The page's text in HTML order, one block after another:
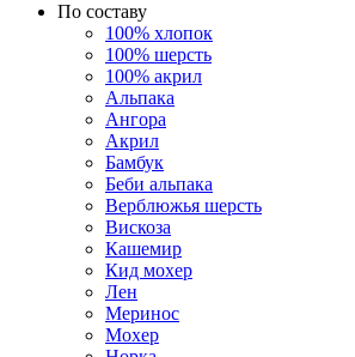
По составу
100% хлопок
100% шерсть
100% акрил
Альпака
Ангора
Акрил
Бамбук
Беби альпака
Верблюжья шерсть
Вискоза
Кашемир
Кид мохер
Лен
Меринос
Мохер